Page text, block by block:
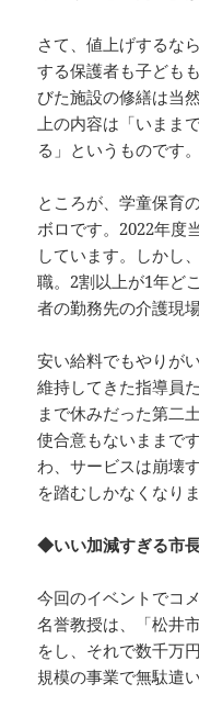
さて、値上げするな
する保護者も子ども
びた施設の修繕は当
上の内容は「いまま
る」というものです。
ところが、学童保育
ボロです。2022年度
しています。しかし
職。2割以上が1年ど
者の勤務先の介護現
安い給料でもやりが
維持してきた指導員
まで休みだった第二
使合意もないままで
わ、サービスは崩壊
を踏むしかなくなりま
◆いい加減すぎる市
今回のイベントでコ
名誉教授は、「松井
をし、それで数千万
規模の事業で無駄遣